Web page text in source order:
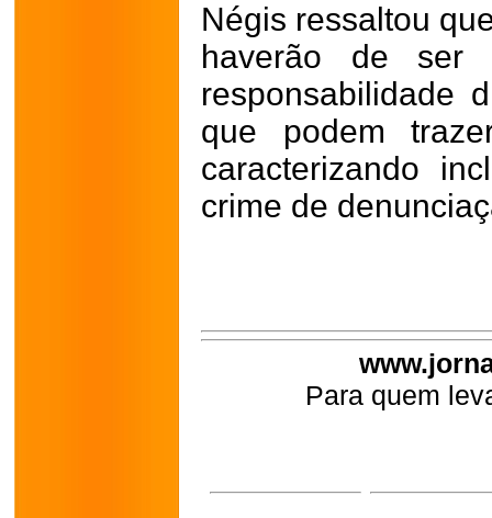
Négis ressaltou
haverão de ser
responsabilidade
que podem
caracterizando
crime de
Para quem